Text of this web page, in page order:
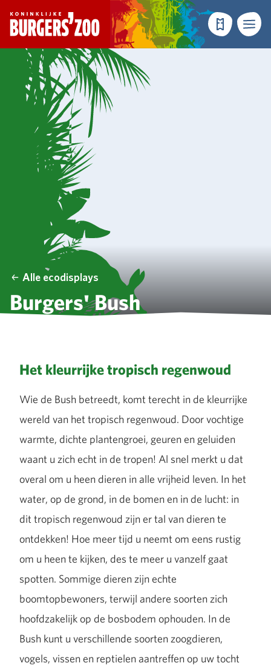
- Homepagina
TicketsMenu
Alle ecodisplays
Burgers' Bush
Het kleurrijke tropisch regenwoud
Wie de Bush betreedt, komt terecht in de kleurrijke
wereld van het tropisch regenwoud. Door vochtige
warmte, dichte plantengroei, geuren en geluiden
waant u zich echt in de tropen! Al snel merkt u dat
overal om u heen dieren in alle vrijheid leven. In het
water, op de grond, in de bomen en in de lucht: in
dit tropisch regenwoud zijn er tal van dieren te
ontdekken! Hoe meer tijd u neemt om eens rustig
om u heen te kijken, des te meer u vanzelf gaat
spotten. Sommige dieren zijn echte
boomtopbewoners, terwijl andere soorten zich
hoofdzakelijk op de bosbodem ophouden. In de
Bush kunt u verschillende soorten zoogdieren,
vogels, vissen en reptielen aantreffen op uw tocht